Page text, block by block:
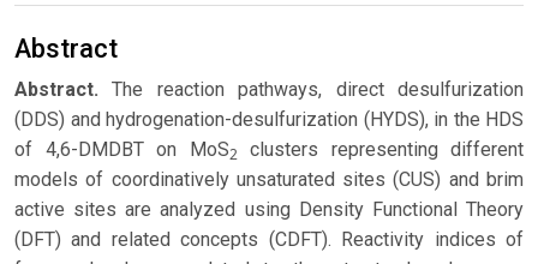
Abstract
Abstract. The reaction pathways, direct desulfurization
(DDS) and hydrogenation-desulfurization (HYDS), in the HDS
of 4,6-DMDBT on MoS2 clusters representing different
models of coordinatively unsaturated sites (CUS) and brim
active sites are analyzed using Density Functional Theory
(DFT) and related concepts (CDFT). Reactivity indices of